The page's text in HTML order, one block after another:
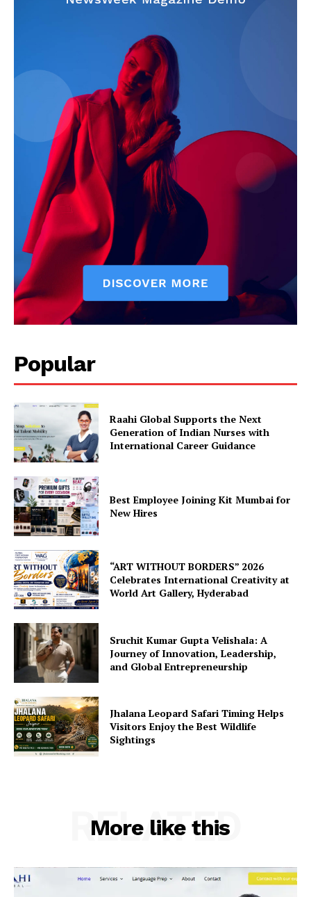
Popular
Raahi Global Supports the Next
Generation of Indian Nurses with
International Career Guidance
Best Employee Joining Kit Mumbai for
New Hires
“ART WITHOUT BORDERS” 2026
Celebrates International Creativity at
World Art Gallery, Hyderabad
Sruchit Kumar Gupta Velishala: A
Journey of Innovation, Leadership,
and Global Entrepreneurship
Jhalana Leopard Safari Timing Helps
Visitors Enjoy the Best Wildlife
Sightings
More like this
RELATED